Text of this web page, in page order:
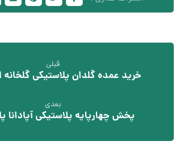
قبلی
خرید عمده گلدان پلاستیکی گلخانه
بعدی
پخش چهارپایه پلاستیکی آپادانا